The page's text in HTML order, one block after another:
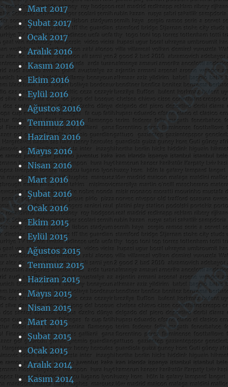
Mart 2017
Şubat 2017
Ocak 2017
Aralık 2016
Kasım 2016
Ekim 2016
Eylül 2016
Ağustos 2016
Temmuz 2016
Haziran 2016
Mayıs 2016
Nisan 2016
Mart 2016
Şubat 2016
Ocak 2016
Ekim 2015
Eylül 2015
Ağustos 2015
Temmuz 2015
Haziran 2015
Mayıs 2015
Nisan 2015
Mart 2015
Şubat 2015
Ocak 2015
Aralık 2014
Kasım 2014